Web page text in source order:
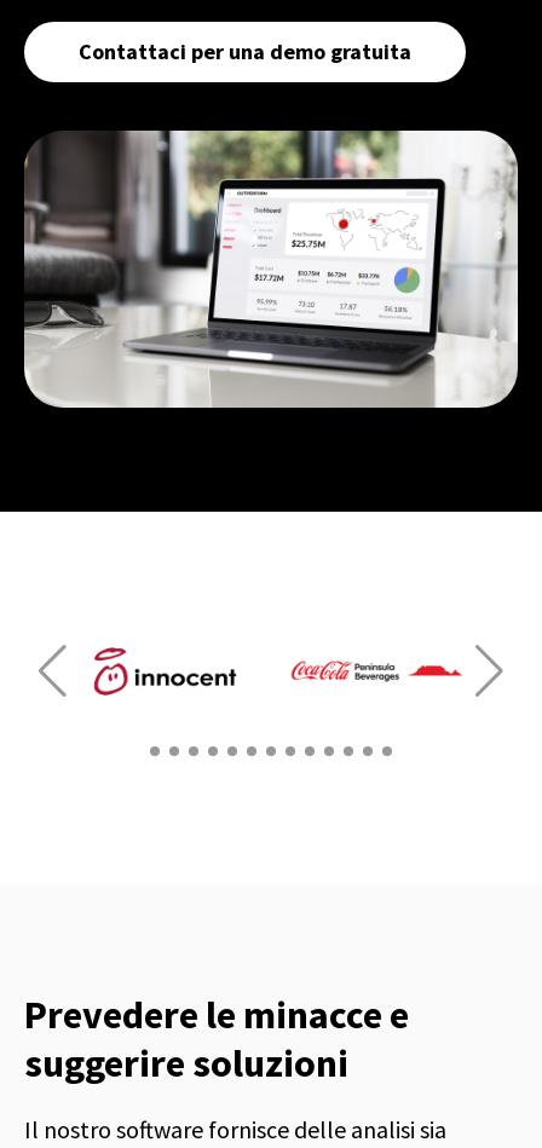
Contattaci per una demo gratuita
Prevedere le minacce e
suggerire soluzioni
Il nostro software fornisce delle analisi sia